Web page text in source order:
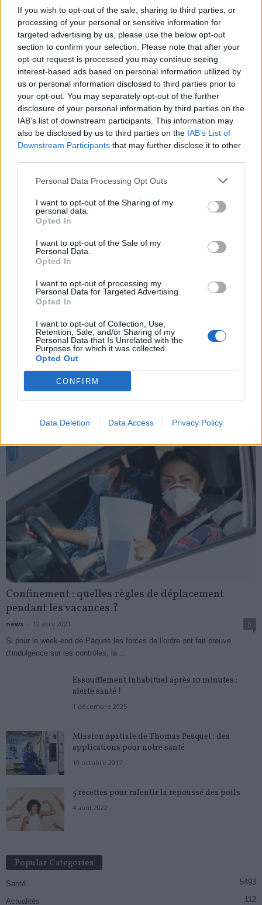
If you wish to opt-out of the sale, sharing to third parties, or
processing of your personal or sensitive information for
targeted advertising by us, please use the below opt-out
section to confirm your selection. Please note that after your
opt-out request is processed you may continue seeing
interest-based ads based on personal information utilized by
us or personal information disclosed to third parties prior to
your opt-out. You may separately opt-out of the further
disclosure of your personal information by third parties on the
IAB’s list of downstream participants. This information may
also be disclosed by us to third parties on the IAB’s List of
Downstream Participants that may further disclose it to other
Personal Data Processing Opt Outs
I want to opt-out of the Sharing of my
personal data.
Opted In
I want to opt-out of the Sale of my
Personal Data.
Opted In
I want to opt-out of processing my
Personal Data for Targeted Advertising.
Opted In
I want to opt-out of Collection, Use,
Retention, Sale, and/or Sharing of my
Personal Data that Is Unrelated with the
Purposes for which it was collected.
Opted Out
CONFIRM
Data Deletion Data Access Privacy Policy
RELATED ARTICLES MORE FROM AUTHOR
Santé
Sieste après 65 ans : la
clé pour préserver votre
cerveau ou le mettre en
danger
Santé
Ménopause et
problèmes urinaires : le
secret inattendu des
sous-vêtements à
découvrir
Santé
Ménopause précoce : le
risque accru
d’hypertension à ne pas
ignorer
Popular Posts
Fonctionnaires : une complémentaire santé bientôt financée
19 décembre 2020
10 janvier 2022
15 août 2017
Dormir assis : les graves maladies que vous risquez
- 6 novembre 2020
My Favorites
Confinement : quelles règles de déplacement
pendant les vacances ?
news - 12 avril 2021
0
Si pour le week-end de Pâques les forces de l’ordre ont fait preuve
d’indulgence sur les contrôles, la ...
Essoufflement inhabituel après 10 minutes :
alerte santé !
1 décembre 2025
Mission spatiale de Thomas Pesquet : des
applications pour notre santé
19 octobre 2017
5 recettes pour ralentir la repousse des poils
4 août 2022
Popular Categories
Santé 5493
Actualités 112